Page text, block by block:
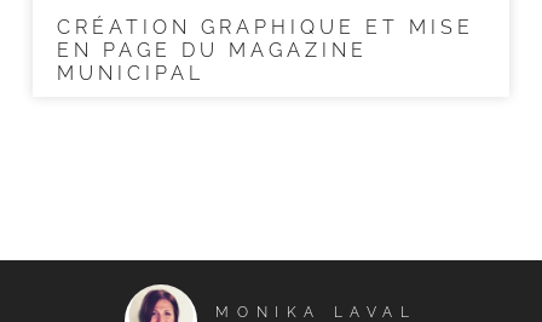
CRÉATION GRAPHIQUE ET MISE
EN PAGE DU MAGAZINE
MUNICIPAL
MONIKA LAVAL